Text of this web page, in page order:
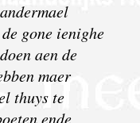
gone ienighe
aen de
maer
thuys te
ende